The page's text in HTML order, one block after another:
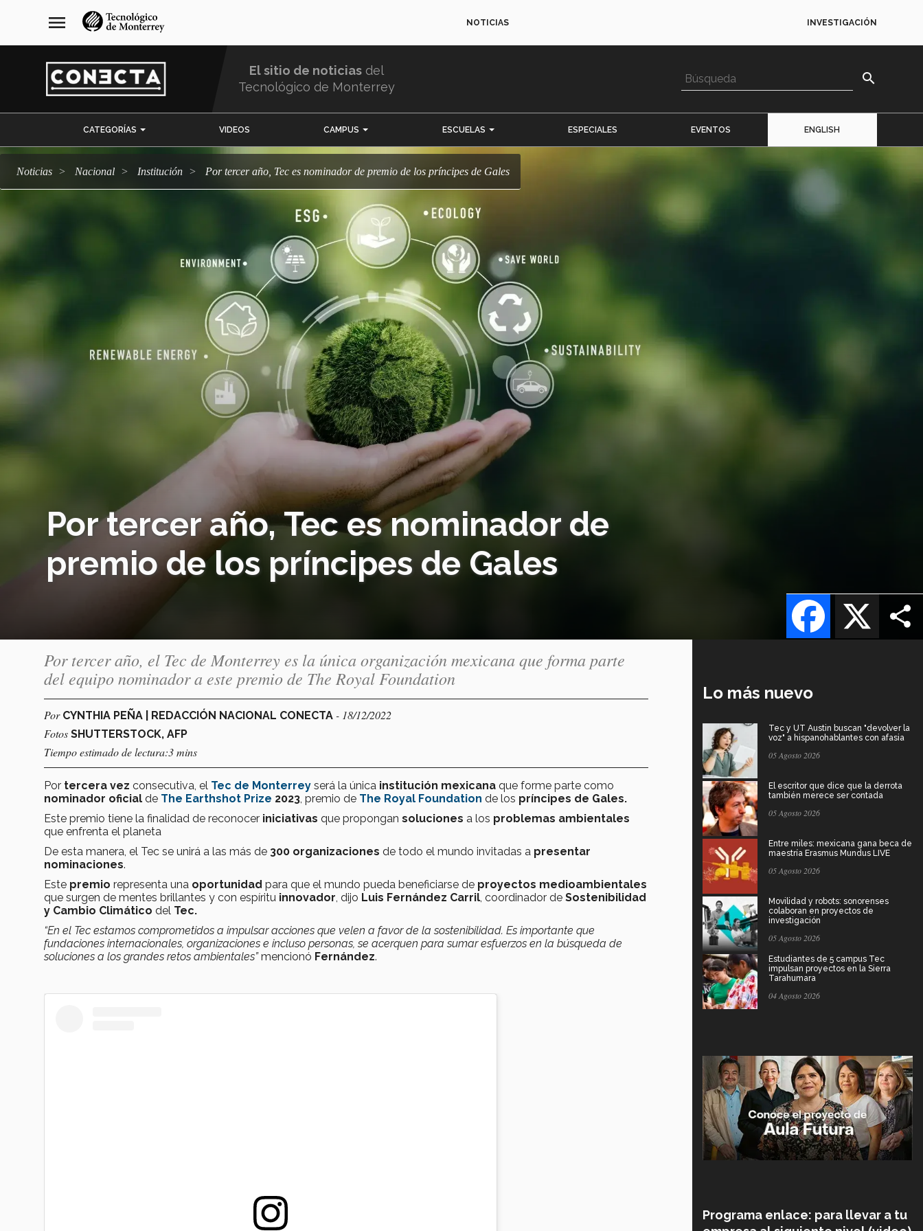
navegación
principal
menu NOTICIAS INVESTIGACIÓN
El sitio de noticias del
Tecnológico de Monterrey
search
CATEGORÍAS VIDEOS CAMPUS ESCUELAS ESPECIALES EVENTOS ENGLISH
Noticias Nacional Institución Por tercer año, Tec es nominador de premio de los príncipes de Gales
Por tercer año, Tec es nominador de
premio de los príncipes de Gales
X
Facebook
Por tercer año, el Tec de Monterrey es la única organización mexicana que forma parte
del equipo nominador a este premio de The Royal Foundation
Por CYNTHIA PEÑA | REDACCIÓN NACIONAL CONECTA - 18/12/2022
Fotos SHUTTERSTOCK, AFP
Tiempo estimado de lectura:3 mins
Por tercera vez consecutiva, el Tec de Monterrey será la única institución mexicana que forme parte como
nominador oficial de The Earthshot Prize 2023 , premio de The Royal Foundation de los príncipes de Gales.
Este premio tiene la finalidad de reconocer iniciativas que propongan soluciones a los problemas ambientales
que enfrenta el planeta
De esta manera, el Tec se unirá a las más de 300 organizaciones de todo el mundo invitadas a presentar
nominaciones.
Este premio representa una oportunidad para que el mundo pueda beneficiarse de proyectos medioambientales
que surgen de mentes brillantes y con espíritu innovador , dijo Luis Fernández Carril , coordinador de Sostenibilidad
y Cambio Climático del Tec.
“En el Tec estamos comprometidos a impulsar acciones que velen a favor de la sostenibilidad. Es importante que
fundaciones internacionales, organizaciones e incluso personas, se acerquen para sumar esfuerzos en la búsqueda de
soluciones a los grandes retos ambientales”mencionó Fernández.
Lo más nuevo
Tec y UT Austin buscan "devolver la
voz" a hispanohablantes con afasia
05 Agosto 2026
El escritor que dice que la derrota
también merece ser contada
05 Agosto 2026
Entre miles: mexicana gana beca de
maestría Erasmus Mundus LIVE
05 Agosto 2026
Movilidad y robots: sonorenses
colaboran en proyectos de
investigación
05 Agosto 2026
Estudiantes de 5 campus Tec
impulsan proyectos en la Sierra
Tarahumara
04 Agosto 2026
Programa enlace: para llevar a tu